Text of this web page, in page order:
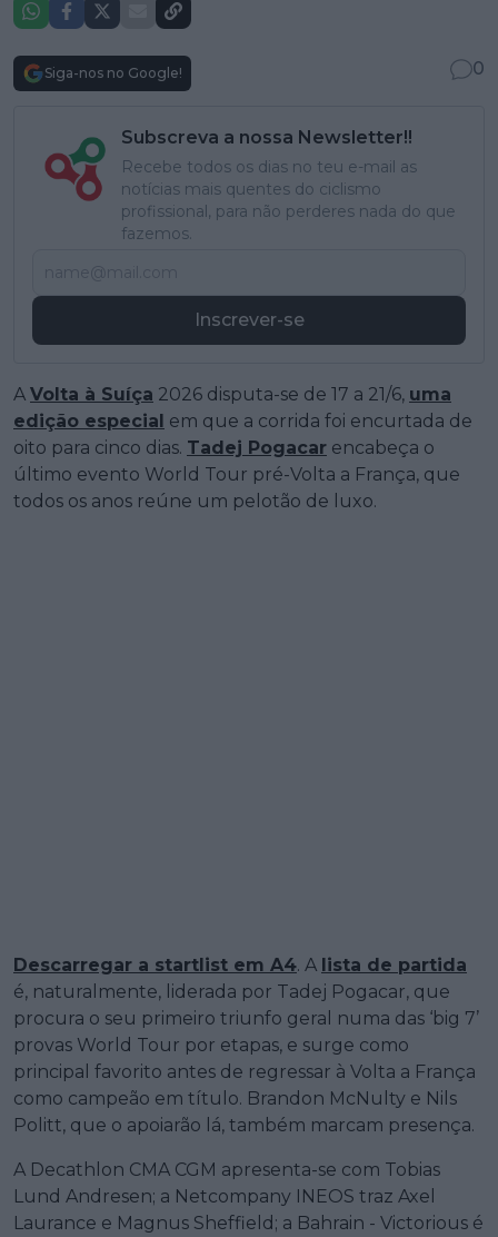
Siga-nos no Google! 0
Subscreva a nossa Newsletter!!
Recebe todos os dias no teu e-mail as
notícias mais quentes do ciclismo
profissional, para não perderes nada do que
fazemos.
Inscrever-se
A Volta à Suíça 2026 disputa-se de 17 a 21/6, uma
edição especial em que a corrida foi encurtada de
oito para cinco dias. Tadej Pogacar encabeça o
último evento World Tour pré-Volta a França, que
todos os anos reúne um pelotão de luxo.
Descarregar a startlist em A4. A lista de partida
é, naturalmente, liderada por Tadej Pogacar, que
procura o seu primeiro triunfo geral numa das ‘big 7’
provas World Tour por etapas, e surge como
principal favorito antes de regressar à Volta a França
como campeão em título. Brandon McNulty e Nils
Politt, que o apoiarão lá, também marcam presença.
A Decathlon CMA CGM apresenta-se com Tobias
Lund Andresen; a Netcompany INEOS traz Axel
Laurance e Magnus Sheffield; a Bahrain - Victorious é